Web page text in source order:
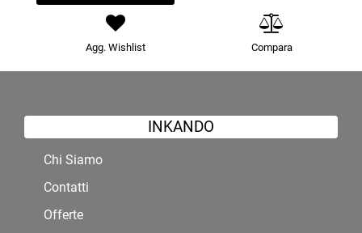
Agg. Wishlist Compara
INKANDO
Chi Siamo
Contatti
Offerte